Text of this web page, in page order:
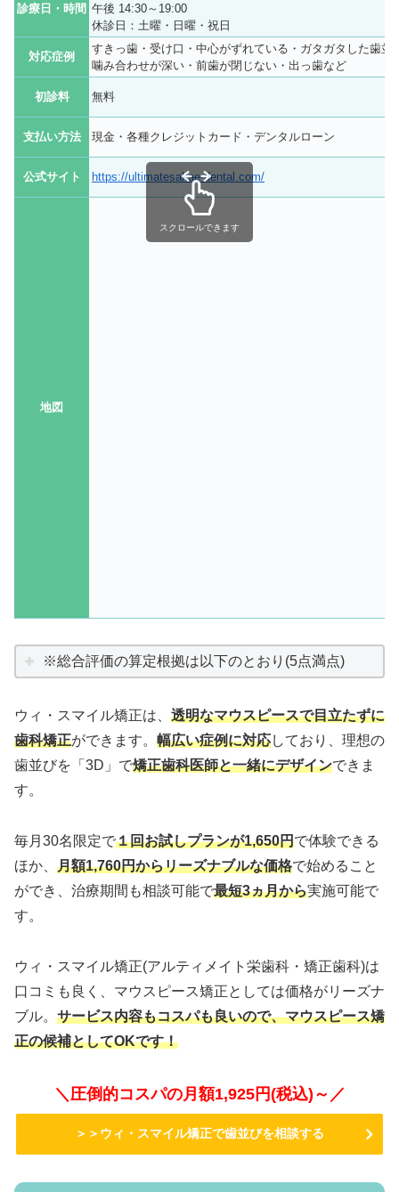
診療日・時間 午後 14:30～19:00
休診日：土曜・日曜・祝日
対応症例
すきっ歯・受け口・中心がずれている・ガタガタした歯並
噛み合わせが深い・前歯が閉じない・出っ歯など
初診料 無料
支払い方法 現金・各種クレジットカード・デンタルローン
公式サイト https://ultimatesakae-dental.com/
地図
スクロールできます
※総合評価の算定根拠は以下のとおり(5点満点)
ウィ・スマイル矯正は、 透明なマウスピースで目立たずに
歯科矯正ができます。 幅広い症例に対応しており、理想の
歯並びを「3D」で矯正歯科医師と一緒にデザインできま
す。
毎月30名限定で１回お試しプランが1,650円で体験できる
ほか、 月額1,760円からリーズナブルな価格で始めること
ができ、治療期間も相談可能で最短3ヵ月から実施可能で
す。
ウィ・スマイル矯正(アルティメイト栄歯科・矯正歯科)は
口コミも良く、マウスピース矯正としては価格がリーズナ
ブル。 サービス内容もコスパも良いので、マウスピース矯
正の候補としてOKです！
＼圧倒的コスパの月額1,925円(税込)～／
＞＞ウィ・スマイル矯正で歯並びを相談する